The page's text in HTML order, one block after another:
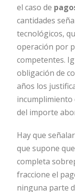
el caso de
cantidades
tecnológicos,
operación por
competentes.
obligación de
años los
incumplimiento
del importe
Hay que
que supone
completa
fraccione el
ninguna parte